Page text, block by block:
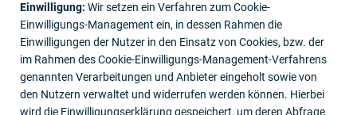
Einwilligung: Wir setzen ein Verfahren zum Cookie-
Einwilligungs-Management ein, in dessen Rahmen die
Einwilligungen der Nutzer in den Einsatz von Cookies, bzw. der
im Rahmen des Cookie-Einwilligungs-Management-Verfahrens
genannten Verarbeitungen und Anbieter eingeholt sowie von
den Nutzern verwaltet und widerrufen werden können. Hierbei
wird die Einwilligungserklärung gespeichert, um deren Abfrage